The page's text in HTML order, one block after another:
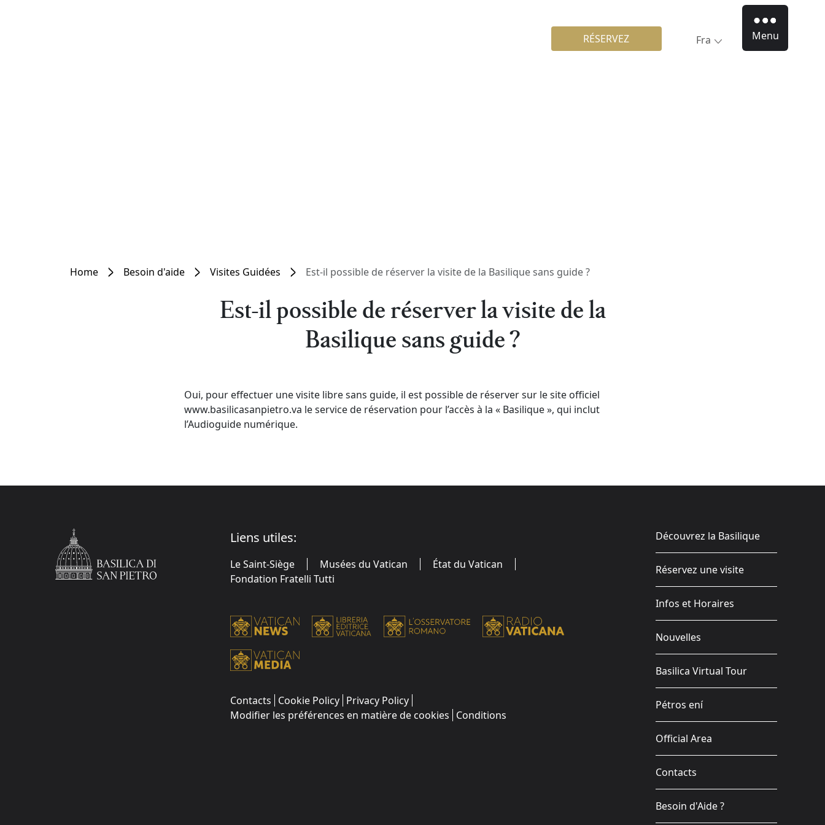
RÉSERVEZ Fra Menu
Home Besoin d'aide Visites Guidées Est-il possible de réserver la visite de la Basilique sans guide ?
Est-il possible de réserver la visite de la
Basilique sans guide ?
Oui, pour effectuer une visite libre sans guide, il est possible de réserver sur le site officiel
www.basilicasanpietro.va le service de réservation pour l’accès à la « Basilique », qui inclut
l’Audioguide numérique.
Liens utiles:
Le Saint-Siège Musées du Vatican
État du Vatican
Fondation Fratelli Tutti
Contacts Cookie Policy Privacy Policy
Modifier les préférences en matière de cookies Conditions
Découvrez la Basilique
Réservez une visite
Infos et Horaires
Nouvelles
Basilica Virtual Tour
Pétros ení
Official Area
Contacts
Besoin d'Aide ?